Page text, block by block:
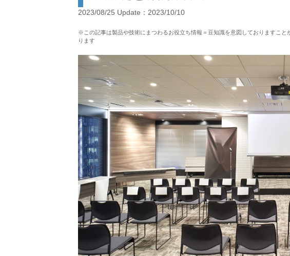
2023/08/25 Update：2023/10/10
※この記事は製品や技術にまつわるお役立ち情報＝豆知識を意図しておりますこ
ります